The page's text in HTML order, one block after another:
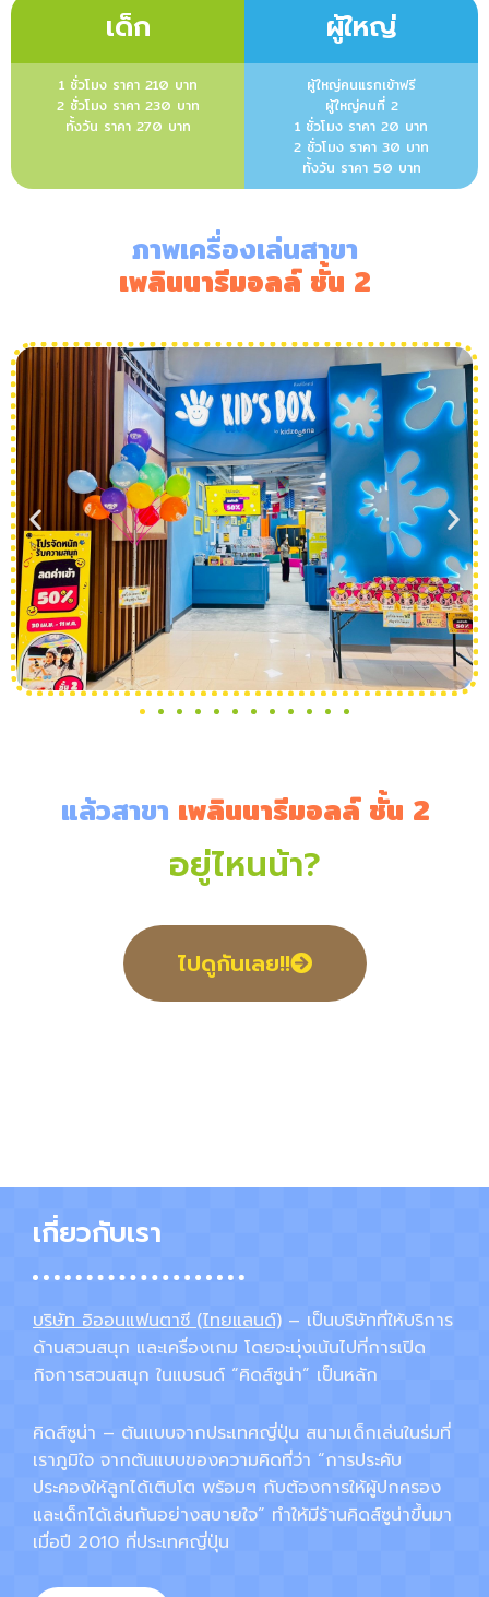
เด็ก ผู้ใหญ่
1 ชั่วโมง ราคา 210 บาท
2 ชั่วโมง ราคา 230 บาท
ทั้งวัน ราคา 270 บาท
ผู้ใหญ่คนแรกเข้าฟรี
ผู้ใหญ่คนที่ 2
1 ชั่วโมง ราคา 20 บาท
2 ชั่วโมง ราคา 30 บาท
ทั้งวัน ราคา 50 บาท
ภาพเครื่องเล่นสาขา
เพลินนารีมอลล์ ชั้น 2
แล้วสาขา เพลินนารีมอลล์ ชั้น 2
อยู่ไหนน้า?
ไปดูกันเลย!!
เกี่ยวกับเรา
บริษัท อิออนแฟนตาซี (ไทยแลนด์) – เป็นบริษัทที่ให้บริการ
ด้านสวนสนุก และเครื่องเกม โดยจะมุ่งเน้นไปที่การเปิด
กิจการสวนสนุก ในแบรนด์ “คิดส์ซูน่า” เป็นหลัก
คิดส์ซูน่า – ต้นแบบจากประเทศญี่ปุ่น สนามเด็กเล่นในร่มที่
เราภูมิใจ จากต้นแบบของความคิดที่ว่า “การประคับ
ประคองให้ลูกได้เติบโต พร้อมๆ กับต้องการให้ผู้ปกครอง
และเด็กได้เล่นกันอย่างสบายใจ” ทำให้มีร้านคิดส์ซูน่าขึ้นมา
เมื่อปี 2010 ที่ประเทศญี่ปุ่น